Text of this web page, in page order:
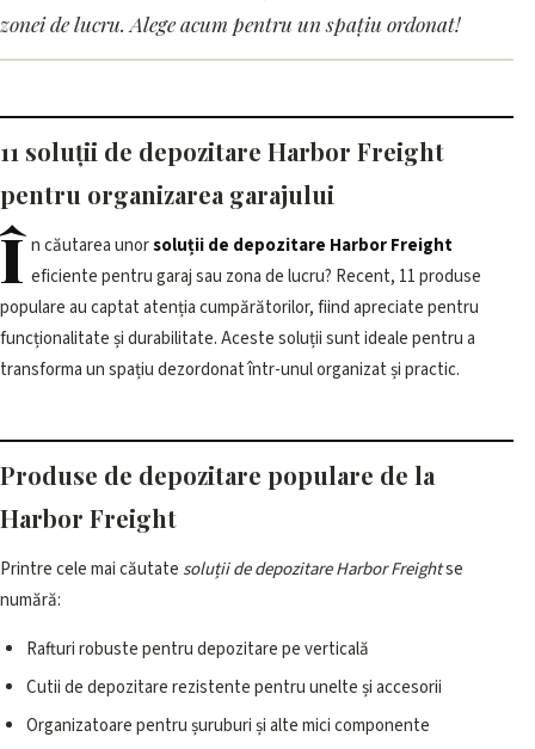
Freight pentru organizarea
garajului
zonei de lucru. Alege acum pentru un spațiu ordonat!
11 soluții de depozitare Harbor Freight
pentru organizarea garajului
Î n căutarea unorsoluții de depozitare Harbor Freight
eficiente pentru garaj sau zona de lucru? Recent, 11 produse
populare au captat atenția cumpărătorilor, fiind apreciate pentru
funcționalitate și durabilitate. Aceste soluții sunt ideale pentru a
transforma un spațiu dezordonat într-unul organizat și practic.
Produse de depozitare populare de la
Harbor Freight
Printre cele mai căutate soluții de depozitare Harbor Freightse
numără:
Rafturi robuste pentru depozitare pe verticală
Cutii de depozitare rezistente pentru unelte și accesorii
Organizatoare pentru șuruburi și alte mici componente